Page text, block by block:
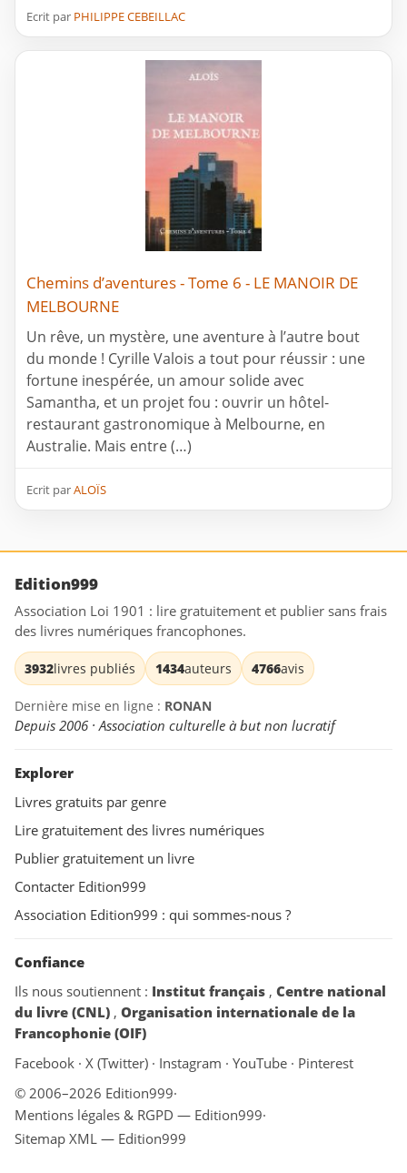
Ecrit par PHILIPPE CEBEILLAC
Chemins d’aventures - Tome 6 - LE MANOIR DE
MELBOURNE
Un rêve, un mystère, une aventure à l’autre bout
du monde ! Cyrille Valois a tout pour réussir : une
fortune inespérée, un amour solide avec
Samantha, et un projet fou : ouvrir un hôtel-
restaurant gastronomique à Melbourne, en
Australie. Mais entre (…)
Ecrit parALOÏS
Edition999
Association Loi 1901 : lire gratuitement et publier sans frais
des livres numériques francophones.
3932livres publiés 1434auteurs 4766avis
Dernière mise en ligne : RONAN
Depuis 2006 · Association culturelle à but non lucratif
Explorer
Livres gratuits par genre
Lire gratuitement des livres numériques
Publier gratuitement un livre
Contacter Edition999
Association Edition999 : qui sommes-nous ?
Confiance
Ils nous soutiennent : Institut français , Centre national
du livre (CNL) , Organisation internationale de la
Francophonie (OIF)
Facebook · X (Twitter) · Instagram · YouTube · Pinterest
© 2006–2026 Edition999·
Mentions légales & RGPD — Edition999·
Sitemap XML — Edition999